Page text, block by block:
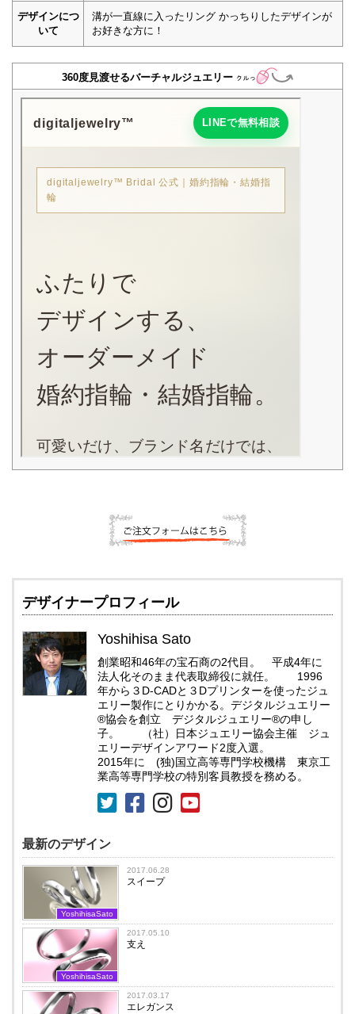
デザインにつ
いて
溝が一直線に入ったリング かっちりしたデザインが
お好きな方に！
360度見渡せるバーチャルジュエリー
デザイナープロフィール
Yoshihisa Sato
創業昭和46年の宝石商の2代目。 平成4年に
法人化そのまま代表取締役に就任。 1996
年から３D-CADと３Dプリンターを使ったジュ
エリー製作にとりかかる。デジタルジュエリー
®協会を創立 デジタルジュエリー®の申し
子。 （社）日本ジュエリー協会主催 ジュ
エリーデザインアワード2度入選。
2015年に (独)国立高等専門学校機構 東京工
業高等専門学校の特別客員教授を務める。
最新のデザイン
YoshihisaSato
2017.06.28
スイープ
YoshihisaSato
2017.05.10
支え
2017.03.17
エレガンス